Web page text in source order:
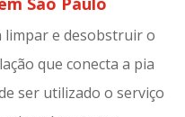
limpar e desobstruir o
que conecta a pia
ser utilizado o serviço